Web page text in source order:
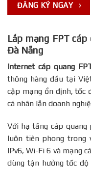
ĐĂNG KÝ NGAY
Lắp mạng FPT
Đà Nẵng
Internet cáp quang
thông hàng đầu tại
cập mạng ổn định, tốc
cá nhân lẫn doanh
Với hạ tầng cáp quang
luôn tiên phong trong
IPv6, Wi-Fi 6 và mạng
dùng tận hưởng tốc